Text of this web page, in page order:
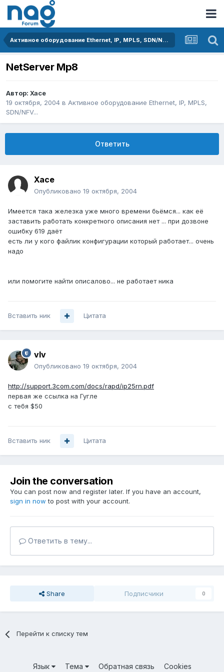
Активное оборудование Ethernet, IP, MPLS, SDN/NFV...
NetServer Mp8
Автор: Xace
19 октября, 2004 в Активное оборудование Ethernet, IP, MPLS,
SDN/NFV...
Ответить
Xace
Опубликовано 19 октября, 2004
Имеется така железка уже много времени бьёмся... как её
заставить работать конкретного описания нет ... при дозвоне
ошибку 619 даёт
есть ли у кого файлик конфигурации который работает... очень
надо
или помогите найти описалово... не работает ника
Вставить ник Цитата
vIv
Опубликовано 19 октября, 2004
http://support.3com.com/docs/rapd/ip25rn.pdf
первая же ссылка на Гугле
с тебя $50
Вставить ник Цитата
Join the conversation
You can post now and register later. If you have an account,
sign in now to post with your account.
Ответить в тему...
Share Подписчики 0
Перейти к списку тем
Язык Тема Обратная связь Cookies